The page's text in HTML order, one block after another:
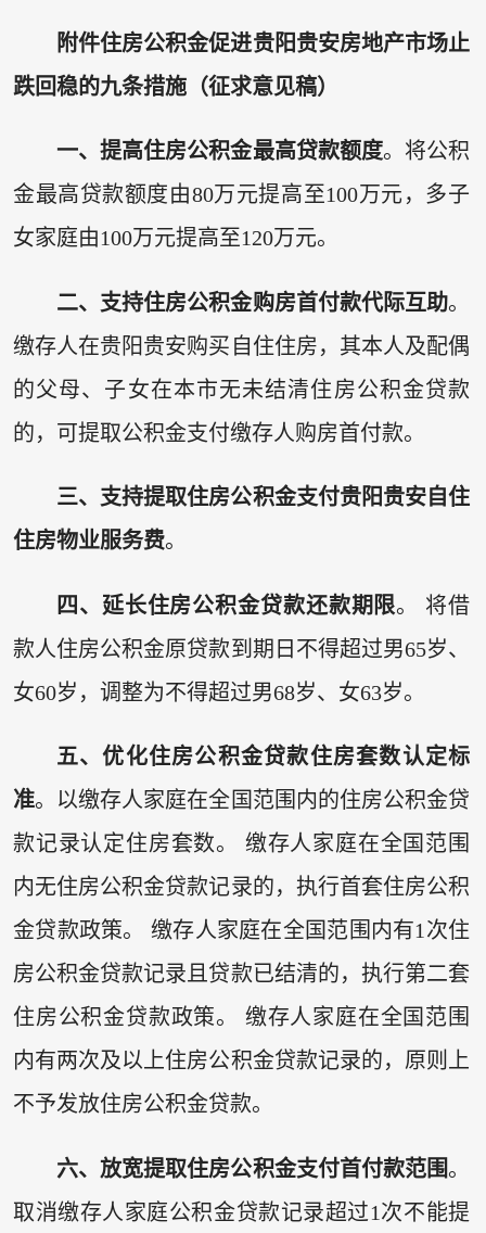
附件住房公积金促进贵阳贵安房地产市场止
跌回稳的九条措施（征求意见稿）
一、提高住房公积金最高贷款额度。将公积
金最高贷款额度由80万元提高至100万元，多子
女家庭由100万元提高至120万元。
二、支持住房公积金购房首付款代际互助。
缴存人在贵阳贵安购买自住住房，其本人及配偶
的父母、子女在本市无未结清住房公积金贷款
的，可提取公积金支付缴存人购房首付款。
三、支持提取住房公积金支付贵阳贵安自住
住房物业服务费。
四、延长住房公积金贷款还款期限。 将借
款人住房公积金原贷款到期日不得超过男65岁、
女60岁，调整为不得超过男68岁、女63岁。
五、优化住房公积金贷款住房套数认定标
准。以缴存人家庭在全国范围内的住房公积金贷
款记录认定住房套数。 缴存人家庭在全国范围
内无住房公积金贷款记录的，执行首套住房公积
金贷款政策。 缴存人家庭在全国范围内有1次住
房公积金贷款记录且贷款已结清的，执行第二套
住房公积金贷款政策。 缴存人家庭在全国范围
内有两次及以上住房公积金贷款记录的，原则上
不予发放住房公积金贷款。
六、放宽提取住房公积金支付首付款范围。
取消缴存人家庭公积金贷款记录超过1次不能提